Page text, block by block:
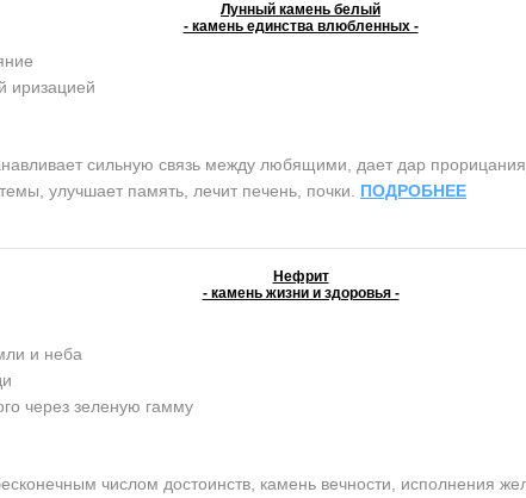
Лунный камень белый
- камень единства влюбленных -
иризацией
сильную связь между любящими, дает дар прорицания,
улучшает память, лечит печень, почки. ПОДРОБНЕЕ
Нефрит
- камень жизни и здоровья -
и неба
через зеленую гамму
числом достоинств, камень вечности, исполнения